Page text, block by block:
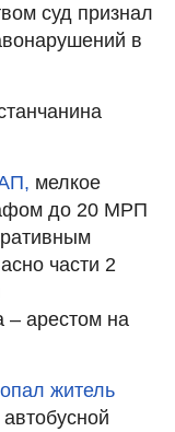
суд признал
в
мелкое
до 20 МРП
части 2
– арестом на
житель